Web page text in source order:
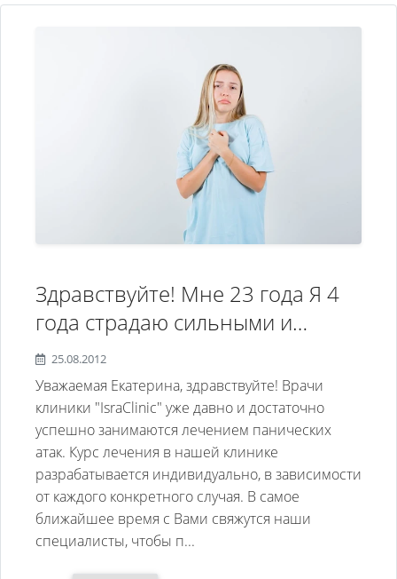
Здравствуйте! Мне 23 года Я 4
года страдаю сильными и
частыми приступами
панической атаки, у меня
отчаяние, я коплю деньги на
лечение в Израиле.Я хотела бы
знать на какую сумму мне
расчитывать? (максимально)
25.08.2012
Уважаемая Екатерина, здравствуйте! Врачи
клиники "IsraClinic" уже давно и достаточно
успешно занимаются лечением панических
атак. Курс лечения в нашей клинике
разрабатывается индивидуально, в зависимости
от каждого конкретного случая. В самое
ближайшее время с Вами свяжутся наши
специалисты, чтобы п...